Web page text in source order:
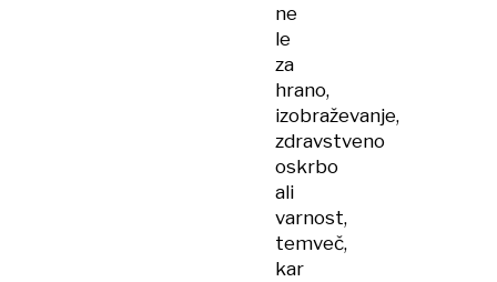
ne
le
za
hrano,
izobraževanje,
zdravstveno
oskrbo
ali
varnost,
temveč,
kar